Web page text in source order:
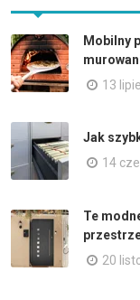
Mobilny
13
Jak
14
Te
20